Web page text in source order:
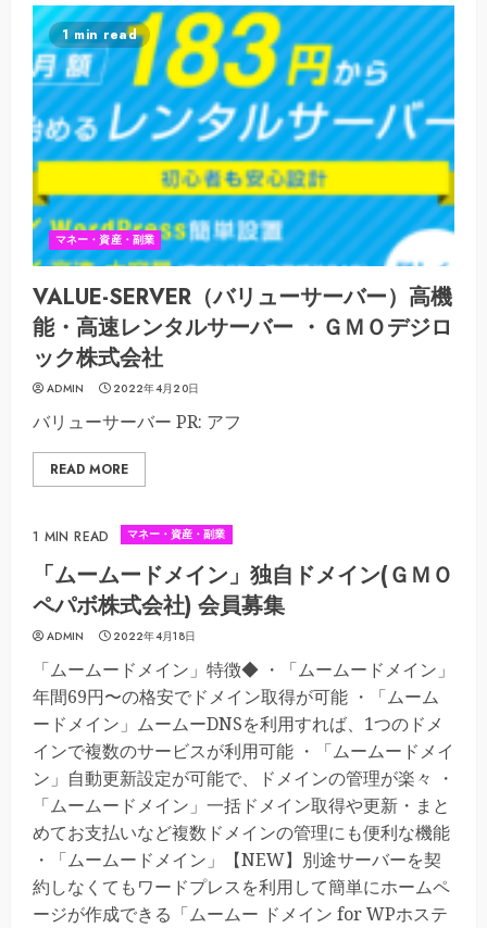
1 min read
マネー・資産・副業
VALUE-SERVER（バリューサーバー）高機
能・高速レンタルサーバー ・ＧＭＯデジロ
ック株式会社
ADMIN 2022年4月20日
バリューサーバー PR: アフ
READ MORE
1 MIN READ マネー・資産・副業
「ムームードメイン」独自ドメイン(ＧＭＯ
ペパボ株式会社) 会員募集
ADMIN 2022年4月18日
「ムームードメイン」特徴◆ ・「ムームードメイン」
年間69円〜の格安でドメイン取得が可能 ・「ムーム
ードメイン」ムームーDNSを利用すれば、1つのドメ
インで複数のサービスが利用可能 ・「ムームードメイ
ン」自動更新設定が可能で、ドメインの管理が楽々 ・
「ムームードメイン」一括ドメイン取得や更新・まと
めてお支払いなど複数ドメインの管理にも便利な機能
・「ムームードメイン」【NEW】別途サーバーを契
約しなくてもワードプレスを利用して簡単にホームペ
ージが作成できる「ムームー ドメイン for WPホステ